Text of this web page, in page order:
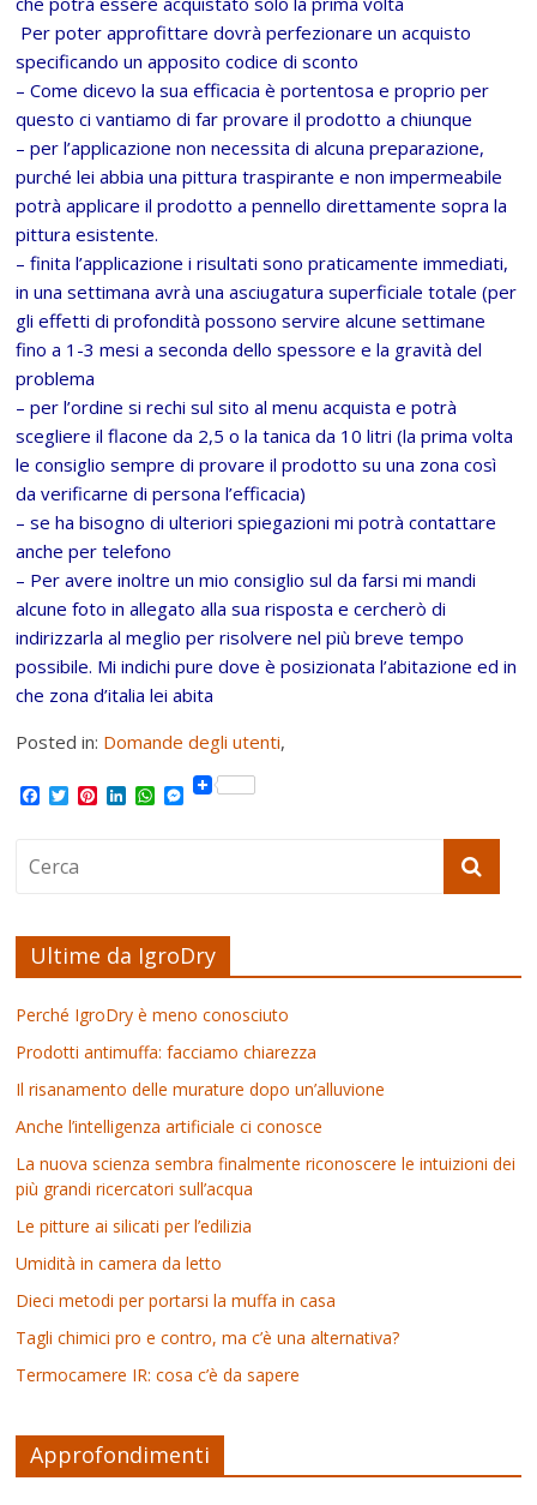
Per poter approfittare dovrà perfezionare un acquisto
specificando un apposito codice di sconto
– Come dicevo la sua efficacia è portentosa e proprio per
questo ci vantiamo di far provare il prodotto a chiunque
– per l’applicazione non necessita di alcuna preparazione,
purché lei abbia una pittura traspirante e non impermeabile
potrà applicare il prodotto a pennello direttamente sopra la
pittura esistente.
– finita l’applicazione i risultati sono praticamente immediati,
in una settimana avrà una asciugatura superficiale totale (per
gli effetti di profondità possono servire alcune settimane
fino a 1-3 mesi a seconda dello spessore e la gravità del
problema
– per l’ordine si rechi sul sito al menu acquista e potrà
scegliere il flacone da 2,5 o la tanica da 10 litri (la prima volta
le consiglio sempre di provare il prodotto su una zona così
da verificarne di persona l’efficacia)
– se ha bisogno di ulteriori spiegazioni mi potrà contattare
anche per telefono
– Per avere inoltre un mio consiglio sul da farsi mi mandi
alcune foto in allegato alla sua risposta e cercherò di
indirizzarla al meglio per risolvere nel più breve tempo
possibile. Mi indichi pure dove è posizionata l’abitazione ed in
che zona d’italia lei abita
Posted in: Domande degli utenti,
F
b
k
T
t
P
s
t
L
n
W
p
M
e
r
Ultime da IgroDry
Perché IgroDry è meno conosciuto
Prodotti antimuffa: facciamo chiarezza
Il risanamento delle murature dopo un’alluvione
Anche l’intelligenza artificiale ci conosce
La nuova scienza sembra finalmente riconoscere le intuizioni dei
più grandi ricercatori sull’acqua
Le pitture ai silicati per l’edilizia
Umidità in camera da letto
Dieci metodi per portarsi la muffa in casa
Tagli chimici pro e contro, ma c’è una alternativa?
Termocamere IR: cosa c’è da sapere
Approfondimenti